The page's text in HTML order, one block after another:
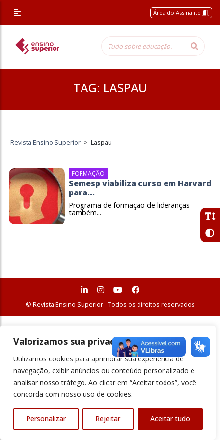
Valorizamos sua privacidade
Utilizamos cookies para aprimorar sua experiência de
navegação, exibir anúncios ou conteúdo personalizado e
analisar nosso tráfego. Ao clicar em “Aceitar todos”, você
concorda com nosso uso de cookies.
Personalizar Rejeitar Aceitar tudo
Área do Assinante
TAG: LASPAU
Revista Ensino Superior > Laspau
FORMAÇÃO
Semesp viabiliza curso em Harvard
para...
Programa de formação de lideranças
também...
© Revista Ensino Superior - Todos os direitos reservados